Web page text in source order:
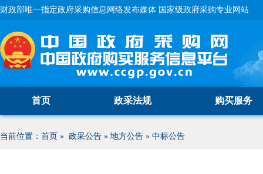
财政部唯一指定政府采购信息网络发布媒体 国家级政府采购专业网站
首页 政采法规 购买服务
当前位置： 首页 » 政采公告 » 地方公告 » 中标公告